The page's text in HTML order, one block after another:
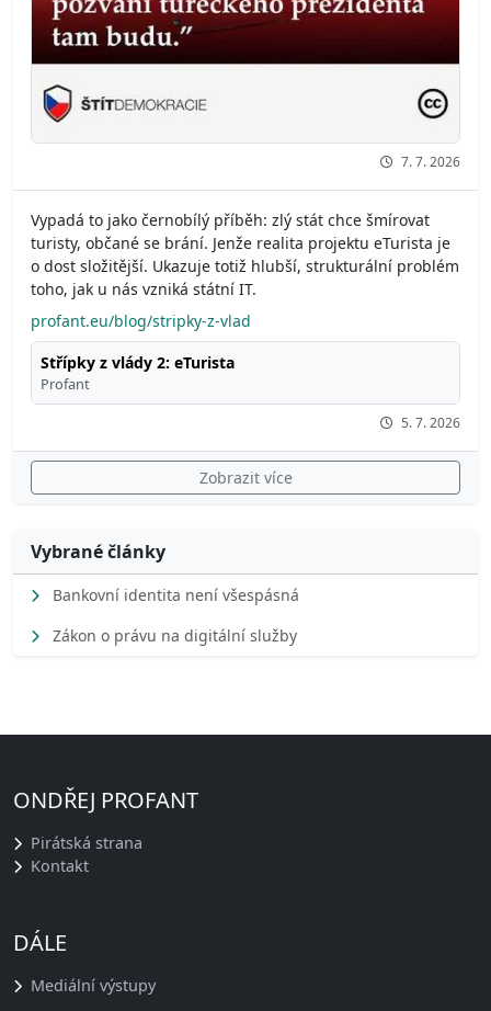
7. 7. 2026
Vypadá to jako černobílý příběh: zlý stát chce šmírovat
turisty, občané se brání. Jenže realita projektu eTurista je
o dost složitější. Ukazuje totiž hlubší, strukturální problém
toho, jak u nás vzniká státní IT.
profant.eu/blog/stripky-z-vlad
Střípky z vlády 2: eTurista
Profant
5. 7. 2026
Zobrazit více
Vybrané články
Bankovní identita není všespásná
Zákon o právu na digitální služby
ONDŘEJ PROFANT
Pirátská strana
Kontakt
DÁLE
Mediální výstupy